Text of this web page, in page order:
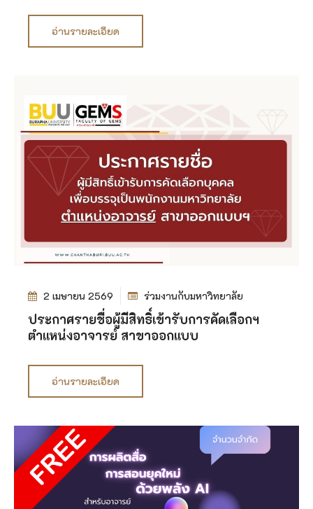
อ่านรายละเอียด
2 เมษายน 2569 ร่วมงานกับมหาวิทยาลัย
ประกาศรายชื่อผู้มีสิทธิ์เข้ารับการคัดเลือกฯ
ตำแหน่งอาจารย์ สาขาออกแบบ
อ่านรายละเอียด